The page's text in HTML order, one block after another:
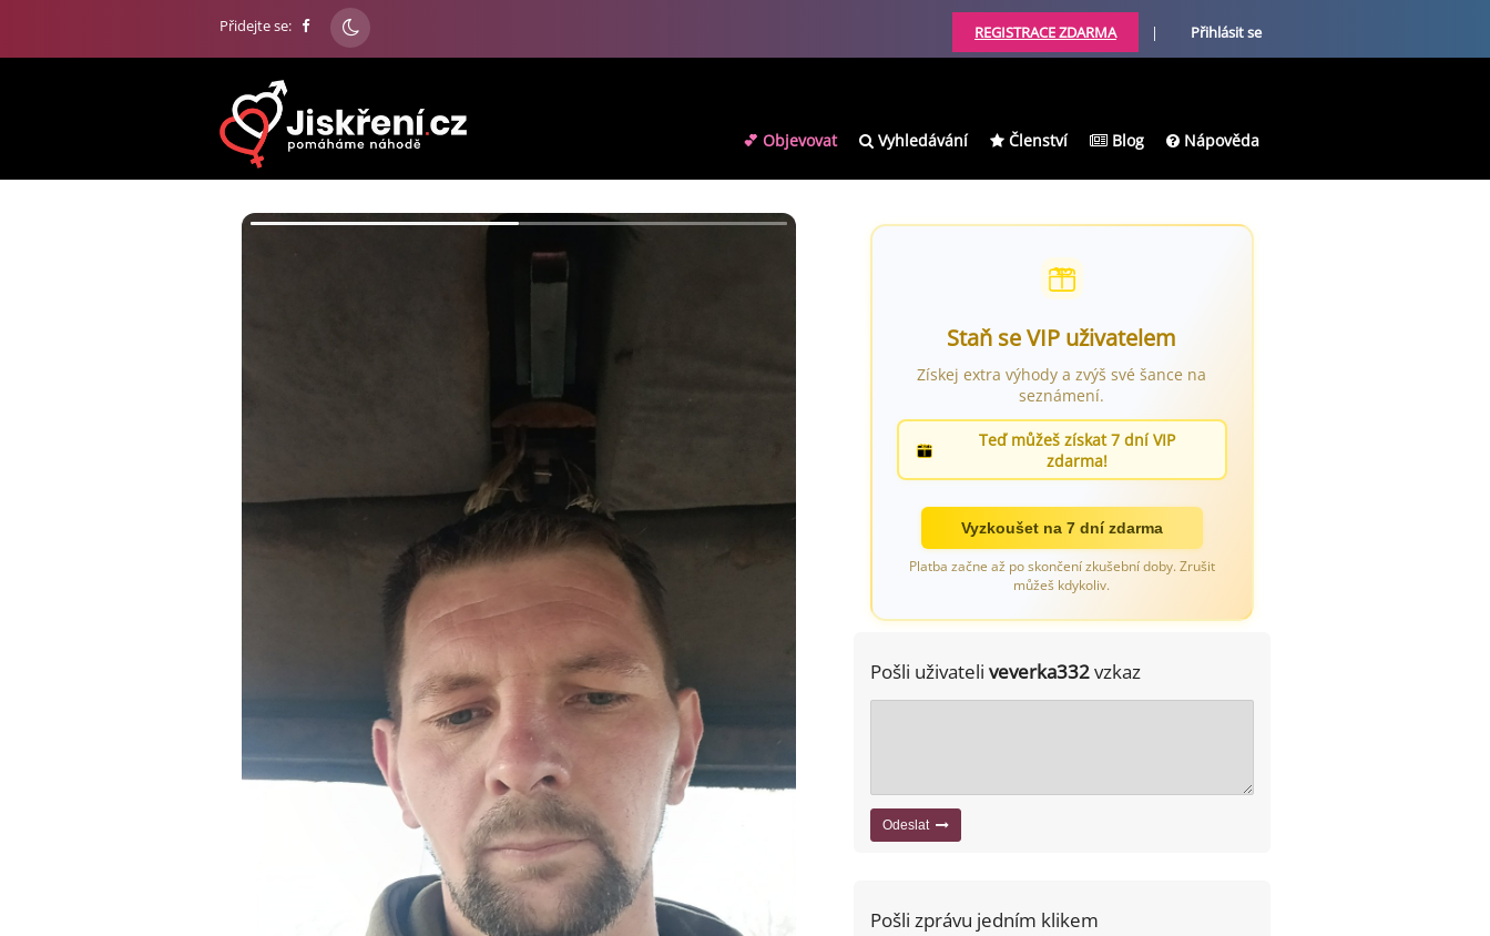
Přidejte se: REGISTRACE ZDARMA | Přihlásit se
💕 Objevovat Vyhledávání Členství Blog Nápověda
Staň se VIP uživatelem
Získej extra výhody a zvýš své šance na
seznámení.
Teď můžeš získat 7 dní VIP
zdarma!
Vyzkoušet na 7 dní zdarma
Platba začne až po skončení zkušební doby. Zrušit
můžeš kdykoliv.
Pošli uživateli veverka332vzkaz
Odeslat
Pošli zprávu jedním klikem